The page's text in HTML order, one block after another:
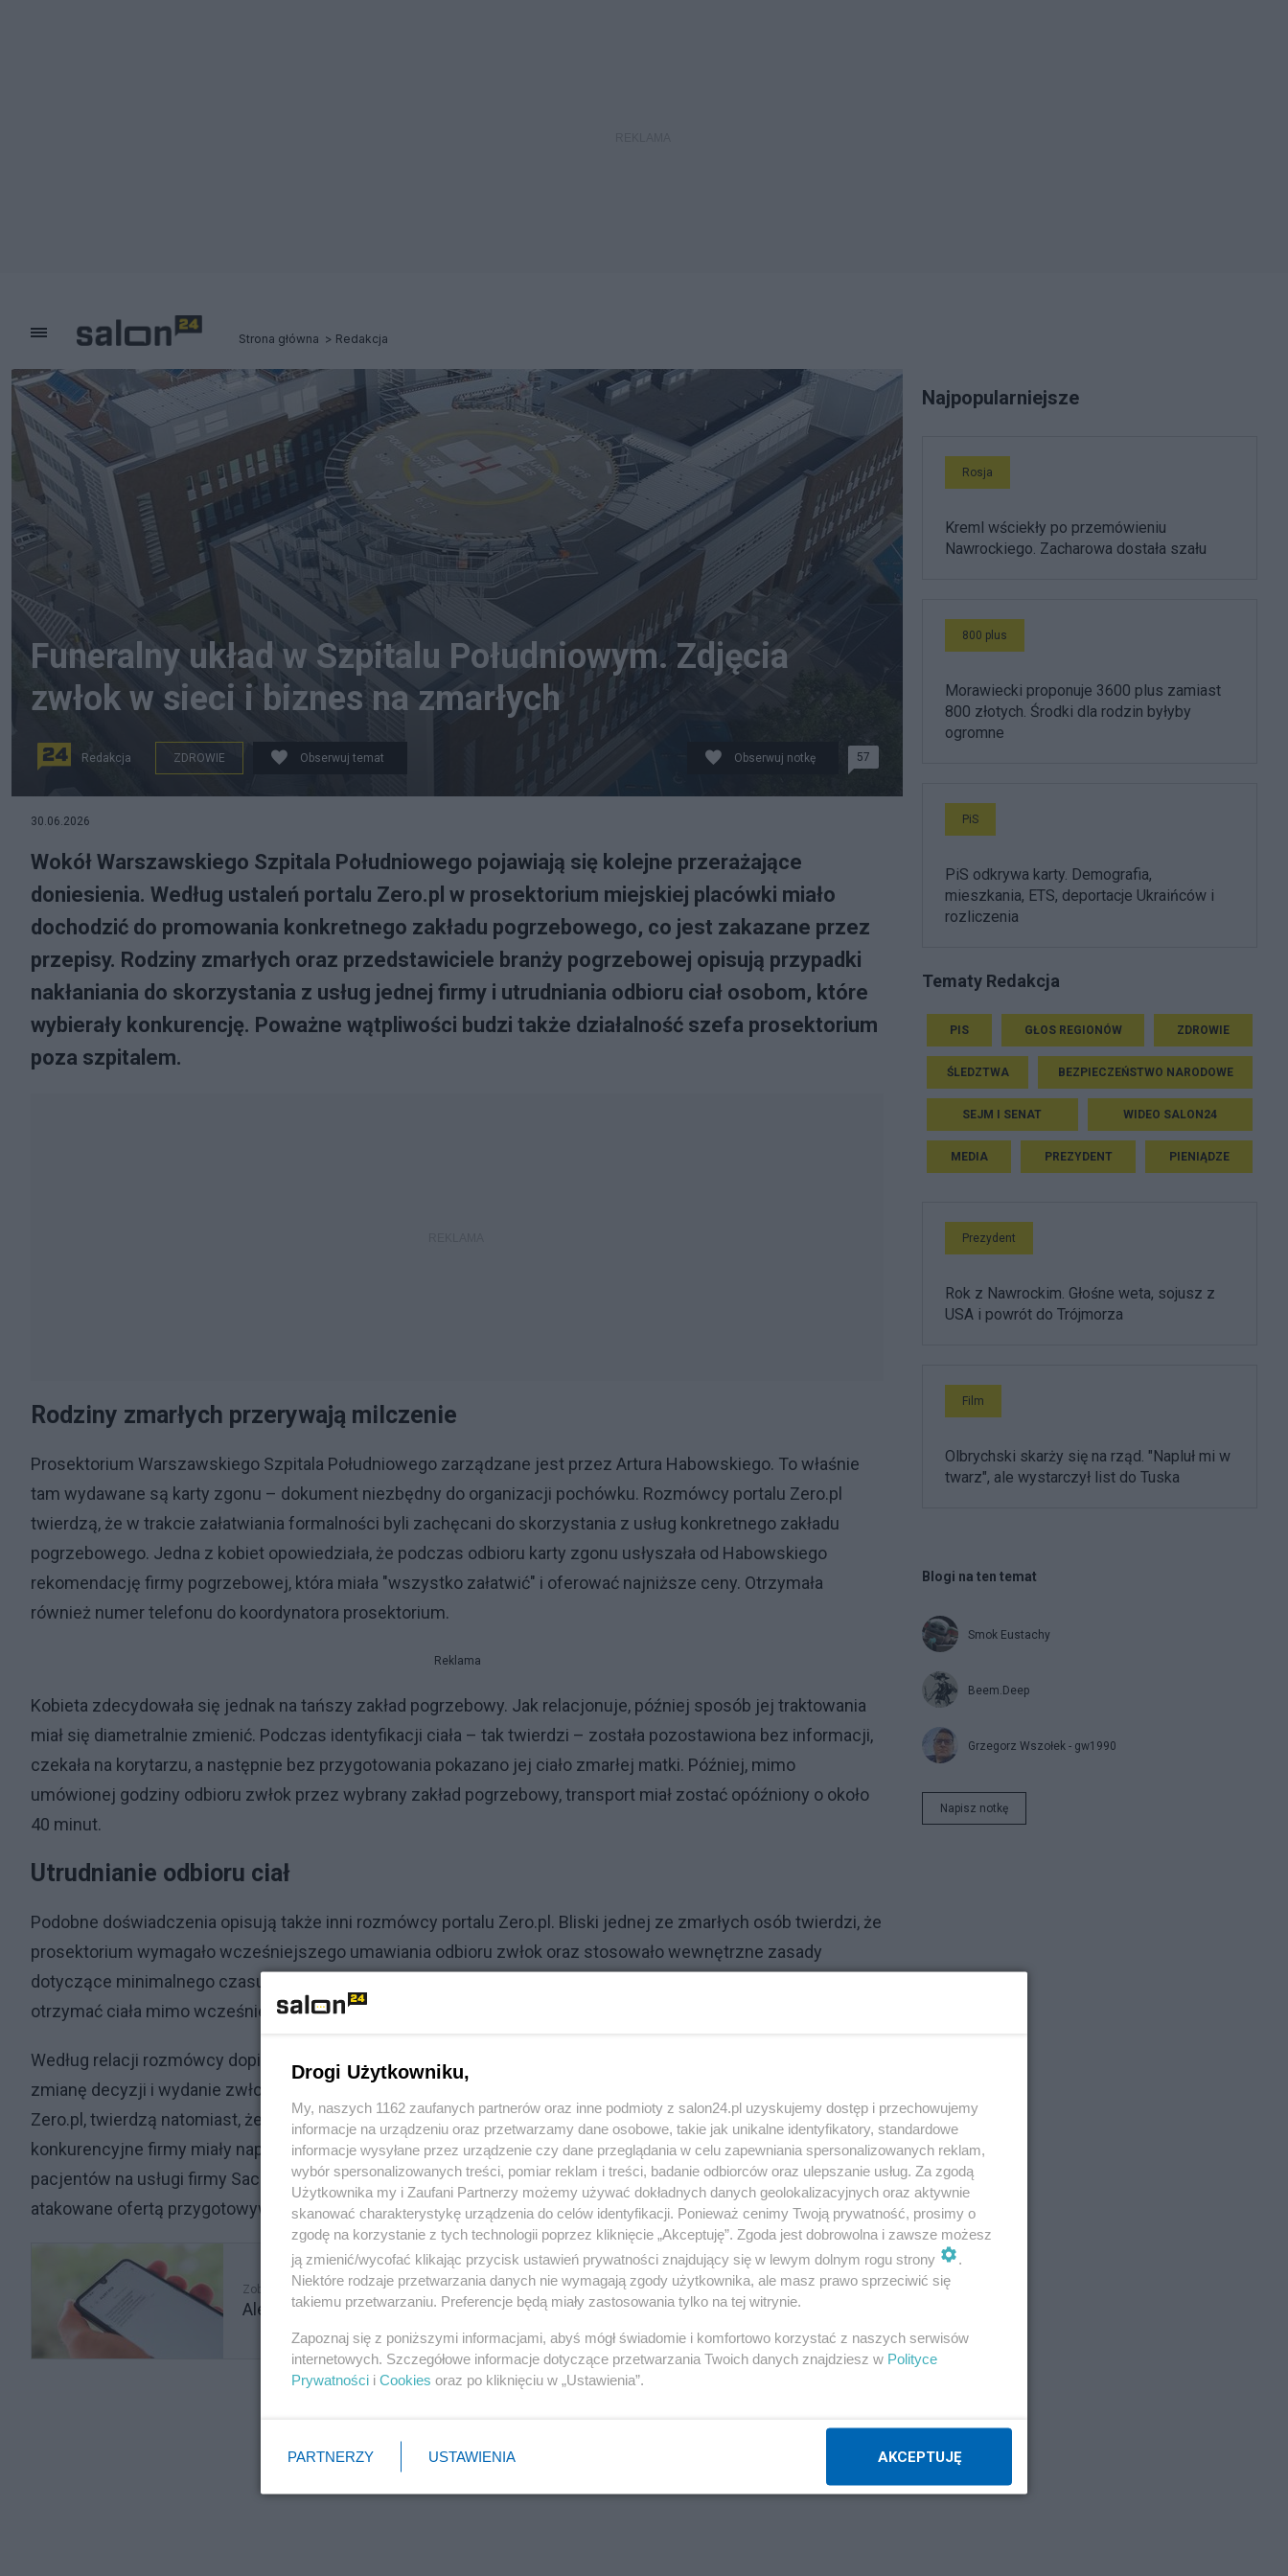
Strona główna Redakcja
Funeralny układ w Szpitalu Południowym. Zdjęcia
zwłok w sieci i biznes na zmarłych
Redakcja ZDROWIE Obserwuj temat Obserwuj notkę 57
30.06.2026
Wokół Warszawskiego Szpitala Południowego pojawiają się kolejne przerażające
doniesienia. Według ustaleń portalu Zero.pl w prosektorium miejskiej placówki miało
dochodzić do promowania konkretnego zakładu pogrzebowego, co jest zakazane przez
przepisy. Rodziny zmarłych oraz przedstawiciele branży pogrzebowej opisują przypadki
nakłaniania do skorzystania z usług jednej firmy i utrudniania odbioru ciał osobom, które
wybierały konkurencję. Poważne wątpliwości budzi także działalność szefa prosektorium
poza szpitalem.
Rodziny zmarłych przerywają milczenie
Prosektorium Warszawskiego Szpitala Południowego zarządzane jest przez Artura Habowskiego. To właśnie
tam wydawane są karty zgonu – dokument niezbędny do organizacji pochówku. Rozmówcy portalu Zero.pl
twierdzą, że w trakcie załatwiania formalności byli zachęcani do skorzystania z usług konkretnego zakładu
pogrzebowego. Jedna z kobiet opowiedziała, że podczas odbioru karty zgonu usłyszała od Habowskiego
rekomendację firmy pogrzebowej, która miała "wszystko załatwić" i oferować najniższe ceny. Otrzymała
również numer telefonu do koordynatora prosektorium.
Reklama
Kobieta zdecydowała się jednak na tańszy zakład pogrzebowy. Jak relacjonuje, później sposób jej traktowania
miał się diametralnie zmienić. Podczas identyfikacji ciała – tak twierdzi – została pozostawiona bez informacji,
czekała na korytarzu, a następnie bez przygotowania pokazano jej ciało zmarłej matki. Później, mimo
umówionej godziny odbioru zwłok przez wybrany zakład pogrzebowy, transport miał zostać opóźniony o około
40 minut.
Utrudnianie odbioru ciał
Podobne doświadczenia opisują także inni rozmówcy portalu Zero.pl. Bliski jednej ze zmarłych osób twierdzi, że
prosektorium wymagało wcześniejszego umawiania odbioru zwłok oraz stosowało wewnętrzne zasady
dotyczące minimalnego czasu przetrzymywania ciała. Firma pogrzebowa, która przyjechała z Podlasia, miała nie
otrzymać ciała mimo wcześniejszych ustaleń.
Według relacji rozmówcy dopiero zapowiedź zgłoszenia sprawy do Rzecznika Praw Pacjenta spowodowała
zmianę decyzji i wydanie zwłok. Pracownicy szpitala oraz przedstawiciele branży pogrzebowej, cytowani przez
Zero.pl, twierdzą natomiast, że rodziny były regularnie kierowane do jednego zakładu pogrzebowego, a
konkurencyjne firmy miały napotykać trudności przy odbiorze ciał. - Habowski usilnie namawiał rodziny
pacjentów na usługi firmy Sacrum, w której wspólniczką była jego wspólniczka w Pros-med. Rodziny są też
atakowane ofertą przygotowywania ciał w szpitalu - powiedział jeden z informatorów portalu.
Zobacz także
Alert RCB wysłany w środku nocy. Zagrożenie jest realne
Najpopularniejsze
Rosja
Kreml wściekły po przemówieniu
Nawrockiego. Zacharowa dostała szału
800 plus
Morawiecki proponuje 3600 plus zamiast
800 złotych. Środki dla rodzin byłyby
ogromne
PiS
PiS odkrywa karty. Demografia,
mieszkania, ETS, deportacje Ukraińców i
rozliczenia
Tematy Redakcja
PIS GŁOS REGIONÓW ZDROWIE
ŚLEDZTWA BEZPIECZEŃSTWO NARODOWE
SEJM I SENAT WIDEO SALON24
MEDIA PREZYDENT PIENIĄDZE
Prezydent
Rok z Nawrockim. Głośne weta, sojusz z
USA i powrót do Trójmorza
Film
Olbrychski skarży się na rząd. "Napluł mi w
twarz", ale wystarczył list do Tuska
Blogi na ten temat
Smok Eustachy
Beem.Deep
Grzegorz Wszołek - gw1990
Napisz notkę
Drogi Użytkowniku,
My, naszych 1162 zaufanych partnerów oraz inne podmioty z salon24.pl uzyskujemy dostęp i przechowujemy
informacje na urządzeniu oraz przetwarzamy dane osobowe, takie jak unikalne identyfikatory, standardowe
informacje wysyłane przez urządzenie czy dane przeglądania w celu zapewniania spersonalizowanych reklam,
wybór spersonalizowanych treści, pomiar reklam i treści, badanie odbiorców oraz ulepszanie usług. Za zgodą
Użytkownika my i Zaufani Partnerzy możemy używać dokładnych danych geolokalizacyjnych oraz aktywnie
skanować charakterystykę urządzenia do celów identyfikacji. Ponieważ cenimy Twoją prywatność, prosimy o
zgodę na korzystanie z tych technologii poprzez kliknięcie „Akceptuję”. Zgoda jest dobrowolna i zawsze możesz
ją zmienić/wycofać klikając przycisk ustawień prywatności znajdujący się w lewym dolnym rogu strony
.
Niektóre rodzaje przetwarzania danych nie wymagają zgody użytkownika, ale masz prawo sprzeciwić się
takiemu przetwarzaniu. Preferencje będą miały zastosowania tylko na tej witrynie.
Zapoznaj się z poniższymi informacjami, abyś mógł świadomie i komfortowo korzystać z naszych serwisów
internetowych. Szczegółowe informacje dotyczące przetwarzania Twoich danych znajdziesz w Polityce
Prywatności i Cookies oraz po kliknięciu w „Ustawienia”.
PARTNERZY USTAWIENIA AKCEPTUJĘ